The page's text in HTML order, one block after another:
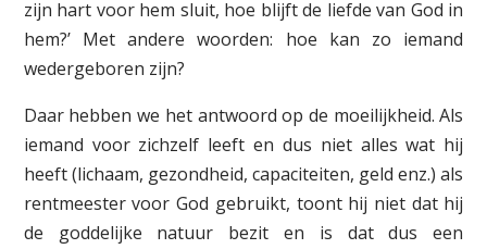
zijn hart voor hem sluit, hoe blijft de liefde van God in
hem?’ Met andere woorden: hoe kan zo iemand
wedergeboren zijn?
Daar hebben we het antwoord op de moeilijkheid. Als
iemand voor zichzelf leeft en dus niet alles wat hij
heeft (lichaam, gezondheid, capaciteiten, geld enz.) als
rentmeester voor God gebruikt, toont hij niet dat hij
de goddelijke natuur bezit en is dat dus een